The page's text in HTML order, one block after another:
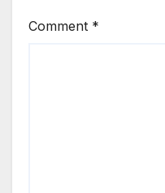
Comment *